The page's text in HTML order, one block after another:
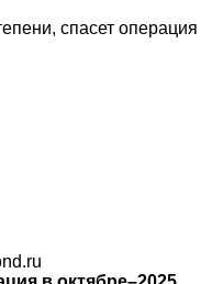
спасет операция